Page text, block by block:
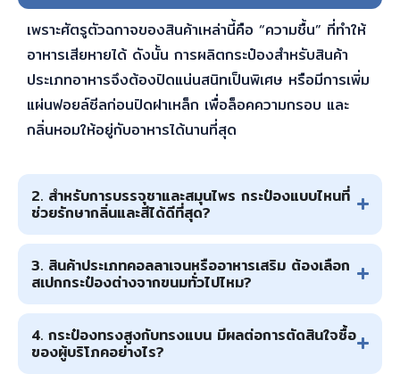
เพราะศัตรูตัวฉกาจของสินค้าเหล่านี้คือ “ความชื้น” ที่ทำให้
อาหารเสียหายได้ ดังนั้น การผลิตกระป๋องสำหรับสินค้า
ประเภทอาหารจึงต้องปิดแน่นสนิทเป็นพิเศษ หรือมีการเพิ่ม
แผ่นฟอยล์ซีลก่อนปิดฝาเหล็ก เพื่อล็อคความกรอบ และ
กลิ่นหอมให้อยู่กับอาหารได้นานที่สุด
2. สำหรับการบรรจุชาและสมุนไพร กระป๋องแบบไหนที่
ช่วยรักษากลิ่นและสีได้ดีที่สุด?
3. สินค้าประเภทคอลลาเจนหรืออาหารเสริม ต้องเลือก
สเปกกระป๋องต่างจากขนมทั่วไปไหม?
4. กระป๋องทรงสูงกับทรงแบน มีผลต่อการตัดสินใจซื้อ
ของผู้บริโภคอย่างไร?